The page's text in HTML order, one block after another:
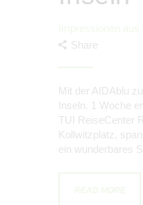
Share
Mit der AIDAblu
Inseln. 1 Woche
TUI ReiseCenter
Kollwitzplatz,
ein wunderbares